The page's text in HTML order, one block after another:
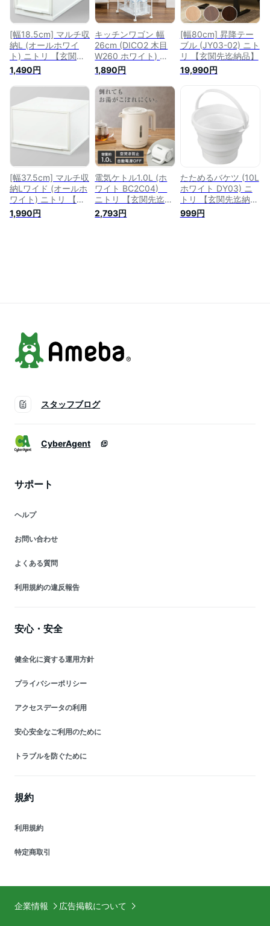
[幅18.5cm] マルチ収
納L (オールホワイ
ト) ニトリ 【玄関先
迄納品】
1,490円
キッチンワゴン 幅
26cm (DICO2 木目
W260 ホワイト) ニ
トリ 【玄関先迄納
品】
1,890円
[幅80cm] 昇降テー
ブル (JY03-02) ニト
リ 【玄関先迄納品】
19,990円
[幅37.5cm] マルチ収
納Lワイド (オールホ
ワイト) ニトリ 【玄
関先迄納品】
1,990円
電気ケトル1.0L (ホ
ワイト BC2C04)
ニトリ 【玄関先迄納
品】
2,793円
たためるバケツ (10L
ホワイト DY03) ニ
トリ 【玄関先迄納
品】
999円
スタッフブログ
CyberAgent
サポート
ヘルプ
お問い合わせ
よくある質問
利用規約の違反報告
安心・安全
健全化に資する運用方針
プライバシーポリシー
アクセスデータの利用
安心安全なご利用のために
トラブルを防ぐために
規約
利用規約
特定商取引
企業情報 広告掲載について